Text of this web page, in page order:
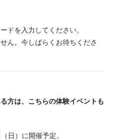
ドを入力してください。
ん。今しばらくお待ちくださ
方は、こちらの体験イベントも
日）に開催予定。